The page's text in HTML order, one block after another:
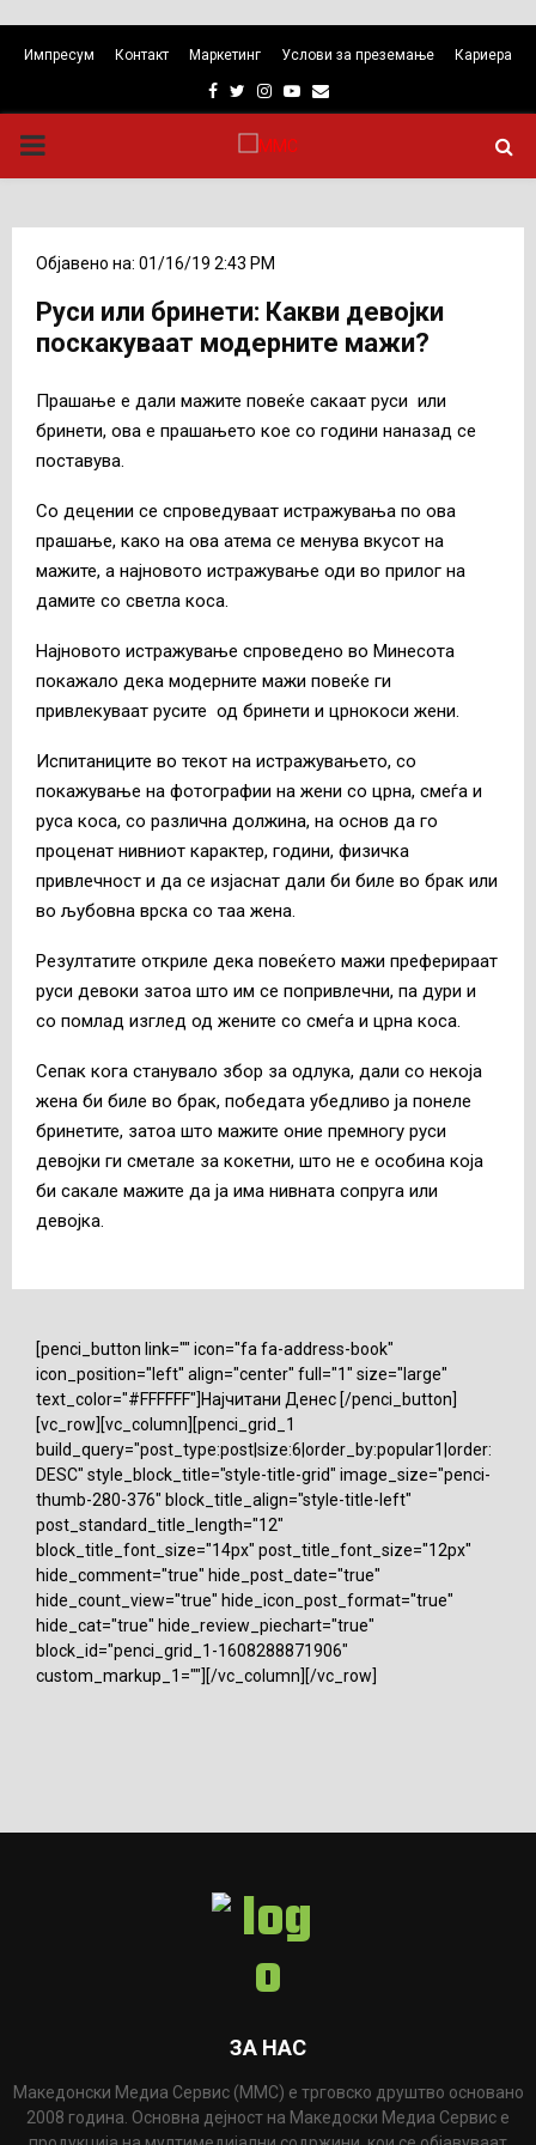
Импресум Контакт Маркетинг Услови за преземање Кариера
Facebook
TwitterInstagram
Youtube
Email
PRIMARY
Објавено на: 01/16/19 2:43 PM
Руси или бринети: Какви девојки
поскакуваат модерните мажи?
Прашање е дали мажите повеќе сакаат руси или
бринети, ова е прашањето кое со години наназад се
поставува.
Со децении се спроведуваат истражувања по ова
прашање, како на ова атема се менува вкусот на
мажите, а најновото истражување оди во прилог на
дамите со светла коса.
Најновото истражување спроведено во Минесота
покажало дека модерните мажи повеќе ги
привлекуваат русите од бринети и црнокоси жени.
Испитаниците во текот на истражувањето, со
покажување на фотографии на жени со црна, смеѓа и
руса коса, со различна должина, на основ да го
проценат нивниот карактер, години, физичка
привлечност и да се изјаснат дали би биле во брак или
во љубовна врска со таа жена.
Резултатите откриле дека повеќето мажи преферираат
руси девоки затоа што им се попривлечни, па дури и
со помлад изглед од жените со смеѓа и црна коса.
Сепак кога станувало збор за одлука, дали со некоја
жена би биле во брак, победата убедливо ја понеле
бринетите, затоа што мажите оние премногу руси
девојки ги сметале за кокетни, што не е особина која
би сакале мажите да ја има нивната сопруга или
девојка.
[penci_button link="" icon="fa fa-address-book"
icon_position="left" align="center" full="1" size="large"
text_color="#FFFFFF"]Најчитани Денес [/penci_button]
[vc_row][vc_column][penci_grid_1
build_query="post_type:post|size:6|order_by:popular1|order:
DESC" style_block_title="style-title-grid" image_size="penci-
thumb-280-376" block_title_align="style-title-left"
post_standard_title_length="12"
block_title_font_size="14px" post_title_font_size="12px"
hide_comment="true" hide_post_date="true"
hide_count_view="true" hide_icon_post_format="true"
hide_cat="true" hide_review_piechart="true"
block_id="penci_grid_1-1608288871906"
custom_markup_1=""][/vc_column][/vc_row]
ЗА НАС
Македонски Медиа Сервис (ММС) е трговско друштво основано
2008 година. Основна дејност на Македоски Медиа Сервис е